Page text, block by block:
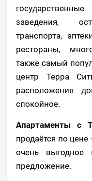
заведения,
транспорта,
рестораны,
также самый
центр Терра
расположения
спокойное.
Апартаменты с
продаётся по
очень выгодное
предложение.